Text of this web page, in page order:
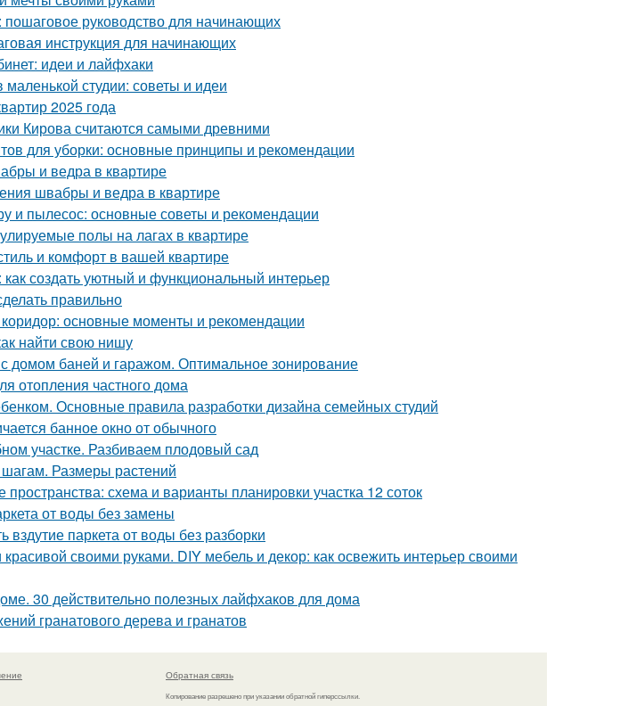
пошаговое руководство для начинающих
инструкция для начинающих
идеи и лайфхаки
студии: советы и идеи
2025 года
Кирова считаются самыми древними
для уборки: основные принципы и рекомендации
и ведра в квартире
швабры и ведра в квартире
и пылесос: основные советы и рекомендации
полы на лагах в квартире
и комфорт в вашей квартире
создать уютный и функциональный интерьер
правильно
основные моменты и рекомендации
найти свою нишу
с домом баней и гаражом. Оптимальное зонирование
отопления частного дома
Основные правила разработки дизайна семейных студий
банное окно от обычного
участке. Разбиваем плодовый сад
шагам. Размеры растений
схема и варианты планировки участка 12 соток
от воды без замены
вздутие паркета от воды без разборки
красивой своими руками. DIY мебель и декор: как освежить интерьер своими
30 действительно полезных лайфхаков для дома
гранатового дерева и гранатов
Обратная связь
Копирование разрешено при указании обратной гиперссылки.